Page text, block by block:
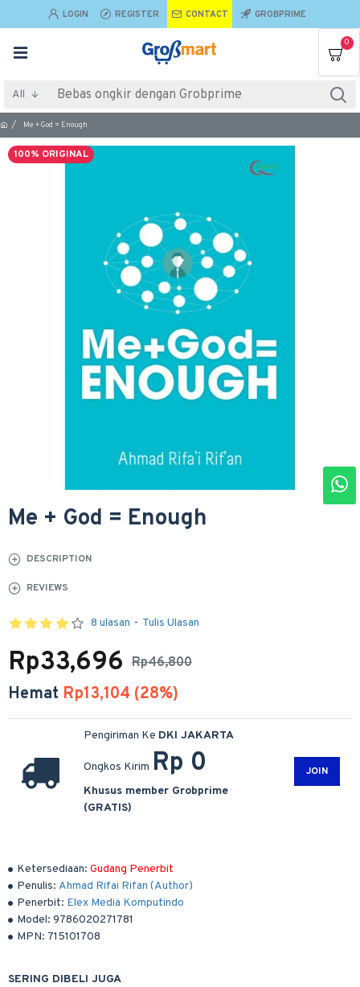
LOGIN REGISTER CONTACT GROBPRIME
0
All
Me + God = Enough
100% ORIGINAL
Me + God = Enough
DESCRIPTION
REVIEWS
Ketersediaan: Gudang Penerbit
Penulis: Ahmad Rifai Rifan (Author)
Penerbit: Elex Media Komputindo
Model: 9786020271781
MPN: 715101708
8 ulasan - Tulis Ulasan
Rp46,800
Rp33,696
Hemat Rp13,104 (28%)
Pengiriman Ke DKI JAKARTA
Ongkos Kirim Rp 0
Khusus member Grobprime
(GRATIS)
JOIN
SERING DIBELI JUGA